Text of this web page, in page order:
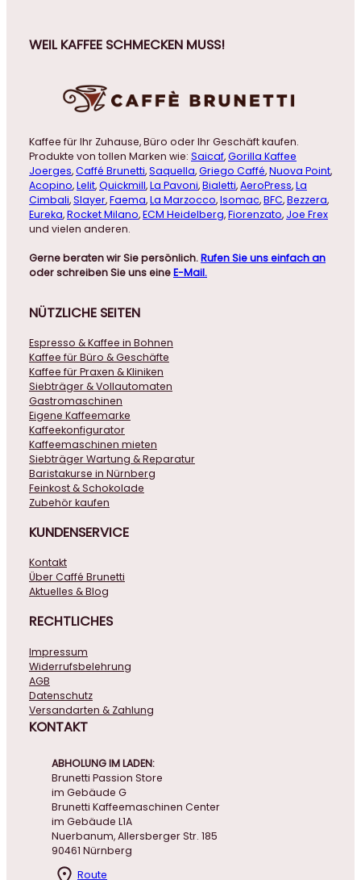
WEIL KAFFEE SCHMECKEN MUSS!
Kaffee für Ihr Zuhause, Büro oder Ihr Geschäft kaufen.
Produkte von tollen Marken wie: Saicaf,Gorilla Kaffee
Joerges,Caffé Brunetti,Saquella,Griego Caffé,Nuova Point,
Acopino,Lelit,Quickmill,La Pavoni,Bialetti,AeroPress,La
Cimbali,Slayer,Faema,La Marzocco,Isomac,BFC,Bezzera,
Eureka,Rocket Milano,ECM Heidelberg,Fiorenzato, Joe Frex
und vielen anderen.
Gerne beraten wir Sie persönlich.Rufen Sie uns einfach an
oder schreiben Sie uns eineE-Mail.
NÜTZLICHE SEITEN
Espresso & Kaffee in Bohnen
Kaffee für Büro & Geschäfte
Kaffee für Praxen & Kliniken
Siebträger & Vollautomaten
Gastromaschinen
Eigene Kaffeemarke
Kaffeekonfigurator
Kaffeemaschinen mieten
Siebträger Wartung & Reparatur
Baristakurse in Nürnberg
Feinkost & Schokolade
Zubehör kaufen
KUNDENSERVICE
Kontakt
Über Caffé Brunetti
Aktuelles & Blog
RECHTLICHES
Impressum
Widerrufsbelehrung
AGB
Datenschutz
Versandarten & Zahlung
KONTAKT
ABHOLUNG IM LADEN:
Brunetti Passion Store
im Gebäude G
Brunetti Kaffeemaschinen Center
im Gebäude L1A
Nuerbanum, Allersberger Str. 185
90461 Nürnberg
Route